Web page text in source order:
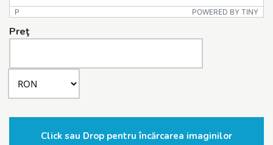
P POWERED BY TINY
Preţ
Click sau Drop pentru încărcarea imaginilor